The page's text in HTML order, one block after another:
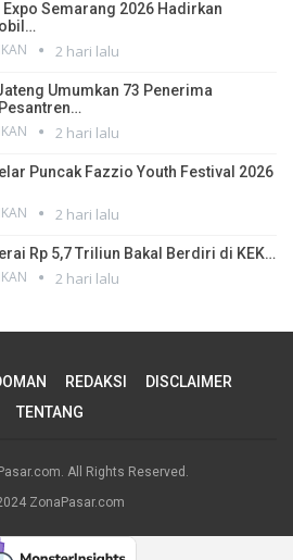
Semarang 2026 Hadirkan
2 hari lalu
Umumkan 73 Penerima
2 hari lalu
Puncak Fazzio Youth Festival 2026
2 hari lalu
Rp 5,7 Triliun Bakal Berdiri di KEK…
2 hari lalu
REDAKSI
DISCLAIMER
TENTANG
All Rights Reserved.
ZonaPasar.com